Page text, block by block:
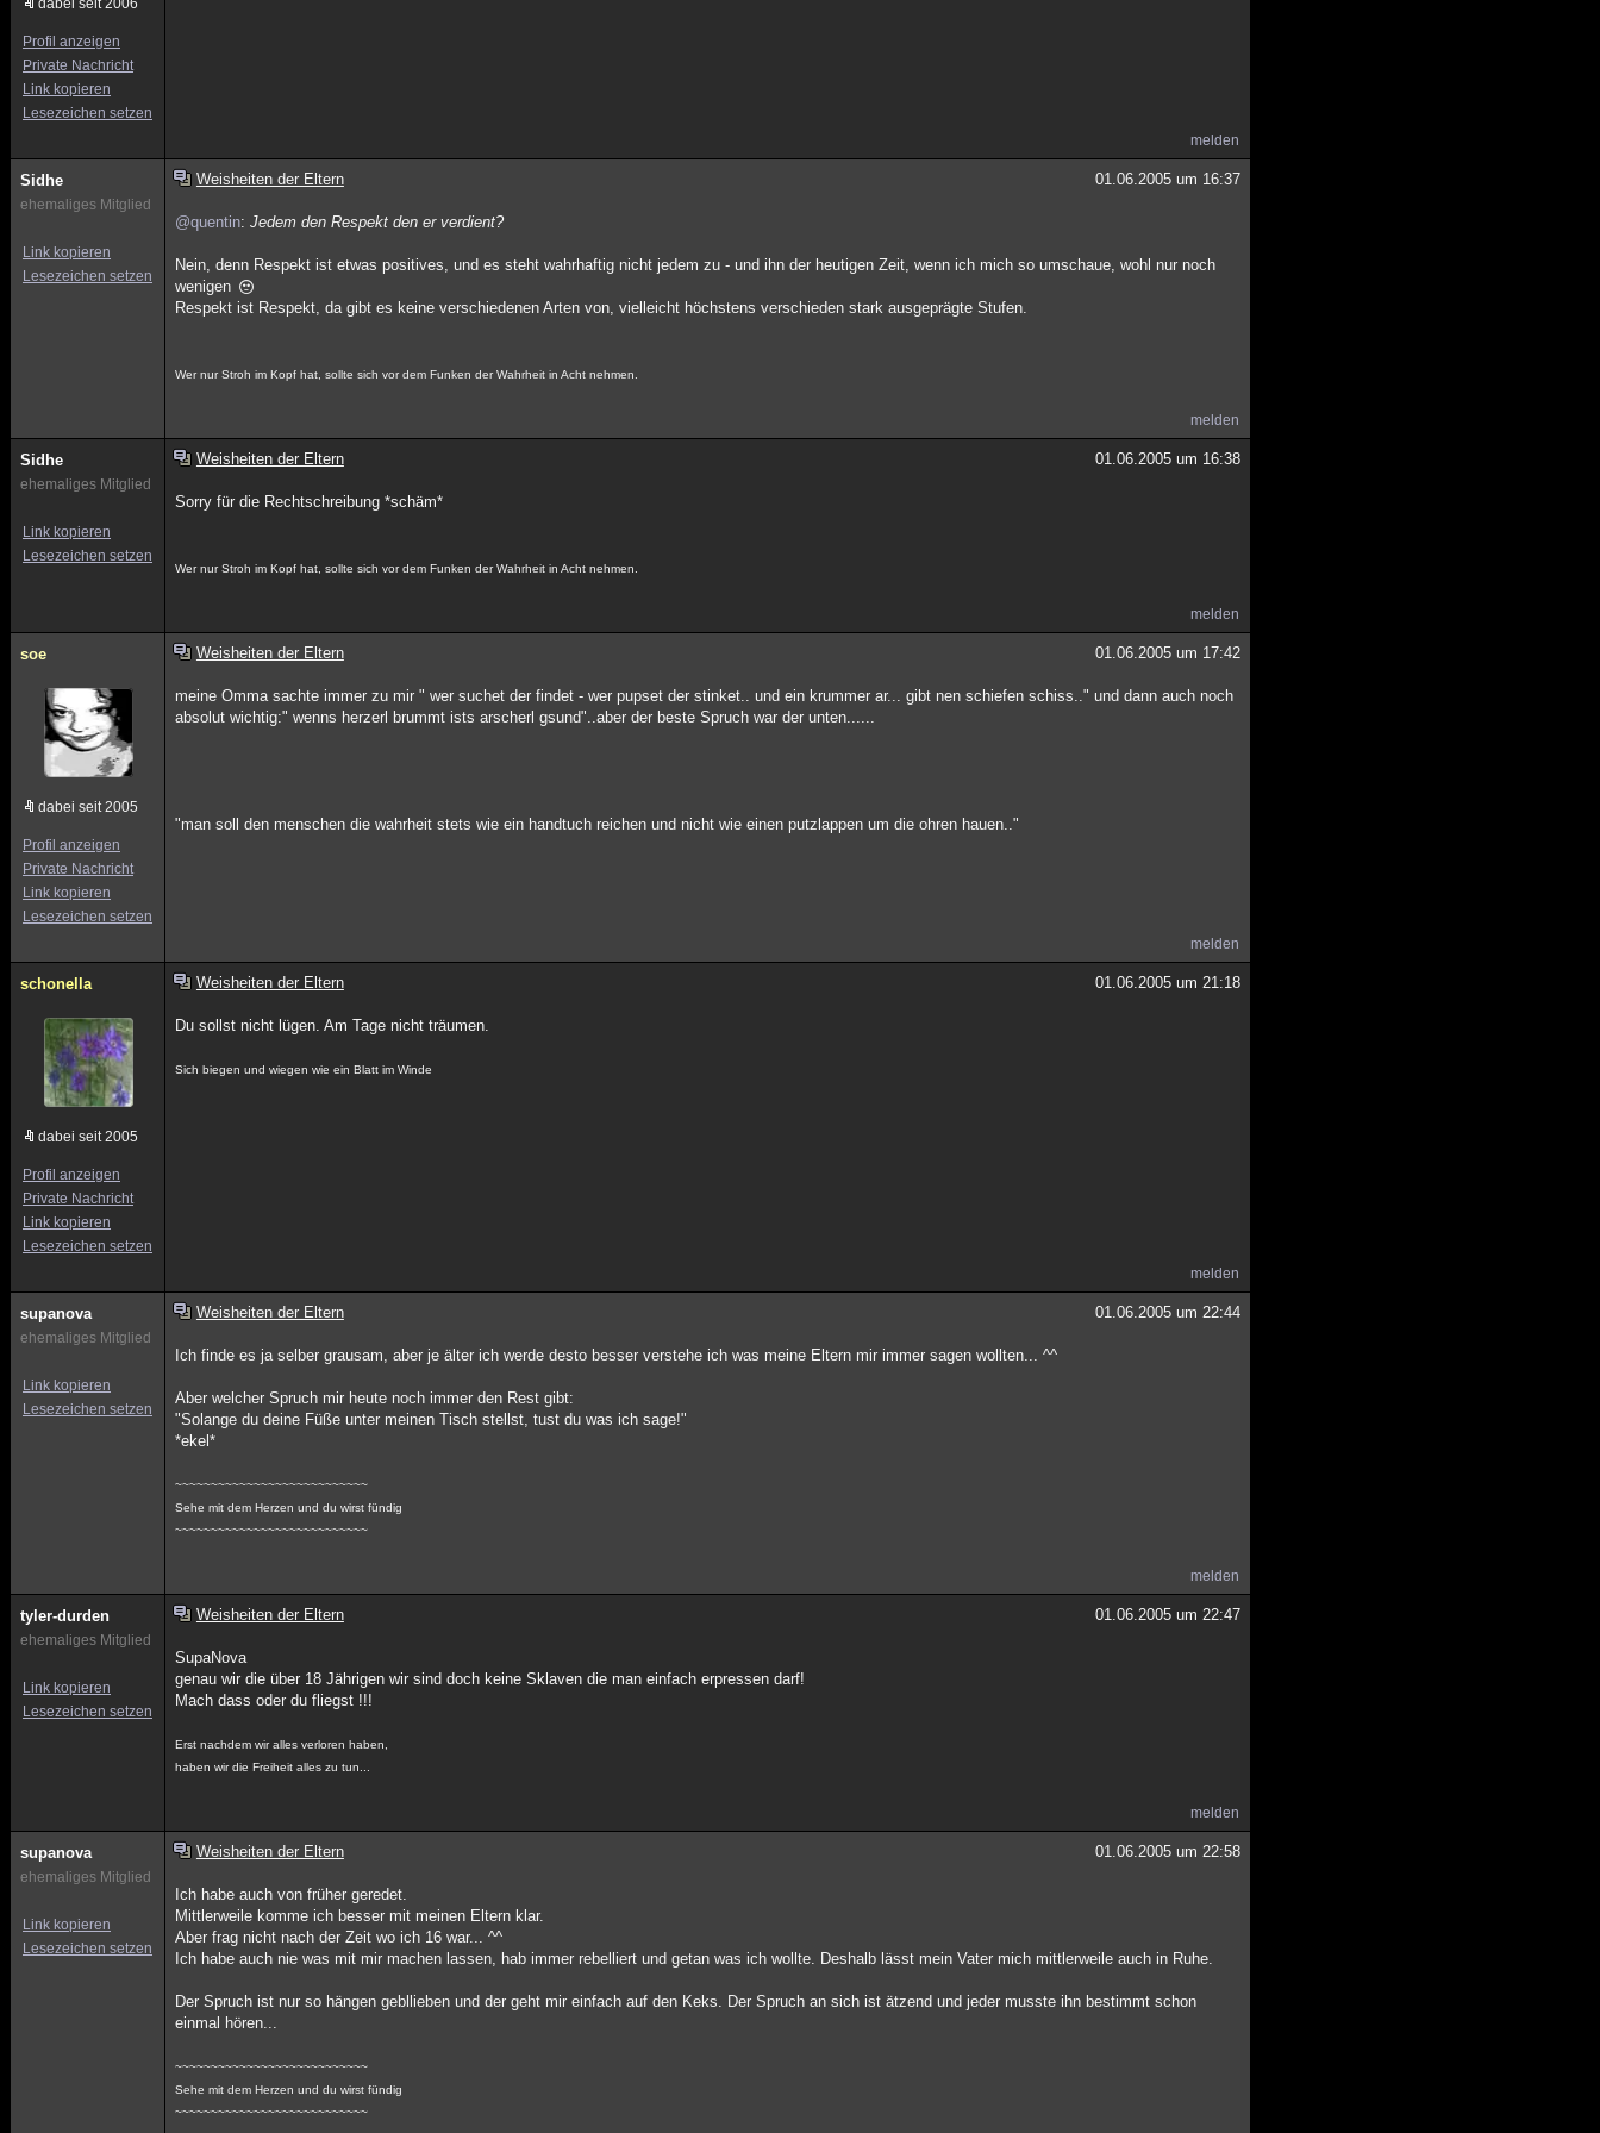
dabei seit 2006
Profil anzeigen
Private Nachricht
Link kopieren
Lesezeichen setzen
melden
Sidhe
ehemaliges Mitglied
Link kopieren
Lesezeichen setzen
Weisheiten der Eltern 01.06.2005 um 16:37
@quentin:Jedem den Respekt den er verdient?
Nein, denn Respekt ist etwas positives, und es steht wahrhaftig nicht jedem zu - und ihn der heutigen Zeit, wenn ich mich so umschaue, wohl nur noch
wenigen
Respekt ist Respekt, da gibt es keine verschiedenen Arten von, vielleicht höchstens verschieden stark ausgeprägte Stufen.
Wer nur Stroh im Kopf hat, sollte sich vor dem Funken der Wahrheit in Acht nehmen.
melden
Sidhe
ehemaliges Mitglied
Link kopieren
Lesezeichen setzen
Weisheiten der Eltern 01.06.2005 um 16:38
Sorry für die Rechtschreibung *schäm*
Wer nur Stroh im Kopf hat, sollte sich vor dem Funken der Wahrheit in Acht nehmen.
melden
soe
dabei seit 2005
Profil anzeigen
Private Nachricht
Link kopieren
Lesezeichen setzen
Weisheiten der Eltern 01.06.2005 um 17:42
meine Omma sachte immer zu mir " wer suchet der findet - wer pupset der stinket.. und ein krummer ar... gibt nen schiefen schiss.." und dann auch noch
absolut wichtig:" wenns herzerl brummt ists arscherl gsund"..aber der beste Spruch war der unten......
"man soll den menschen die wahrheit stets wie ein handtuch reichen und nicht wie einen putzlappen um die ohren hauen.."
melden
schonella
dabei seit 2005
Profil anzeigen
Private Nachricht
Link kopieren
Lesezeichen setzen
Weisheiten der Eltern 01.06.2005 um 21:18
Du sollst nicht lügen. Am Tage nicht träumen.
Sich biegen und wiegen wie ein Blatt im Winde
melden
supanova
ehemaliges Mitglied
Link kopieren
Lesezeichen setzen
Weisheiten der Eltern 01.06.2005 um 22:44
Ich finde es ja selber grausam, aber je älter ich werde desto besser verstehe ich was meine Eltern mir immer sagen wollten... ^^
Aber welcher Spruch mir heute noch immer den Rest gibt:
"Solange du deine Füße unter meinen Tisch stellst, tust du was ich sage!"
*ekel*
~~~~~~~~~~~~~~~~~~~~~~~~~~~
Sehe mit dem Herzen und du wirst fündig
~~~~~~~~~~~~~~~~~~~~~~~~~~~
melden
tyler-durden
ehemaliges Mitglied
Link kopieren
Lesezeichen setzen
Weisheiten der Eltern 01.06.2005 um 22:47
SupaNova
genau wir die über 18 Jährigen wir sind doch keine Sklaven die man einfach erpressen darf!
Mach dass oder du fliegst !!!
Erst nachdem wir alles verloren haben,
haben wir die Freiheit alles zu tun...
melden
supanova
ehemaliges Mitglied
Link kopieren
Lesezeichen setzen
Weisheiten der Eltern 01.06.2005 um 22:58
Ich habe auch von früher geredet.
Mittlerweile komme ich besser mit meinen Eltern klar.
Aber frag nicht nach der Zeit wo ich 16 war... ^^
Ich habe auch nie was mit mir machen lassen, hab immer rebelliert und getan was ich wollte. Deshalb lässt mein Vater mich mittlerweile auch in Ruhe.
Der Spruch ist nur so hängen gebllieben und der geht mir einfach auf den Keks. Der Spruch an sich ist ätzend und jeder musste ihn bestimmt schon
einmal hören...
~~~~~~~~~~~~~~~~~~~~~~~~~~~
Sehe mit dem Herzen und du wirst fündig
~~~~~~~~~~~~~~~~~~~~~~~~~~~